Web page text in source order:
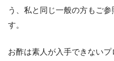
う、私と同じ一般の方もご
す。
お酢は素人が入手できないプ